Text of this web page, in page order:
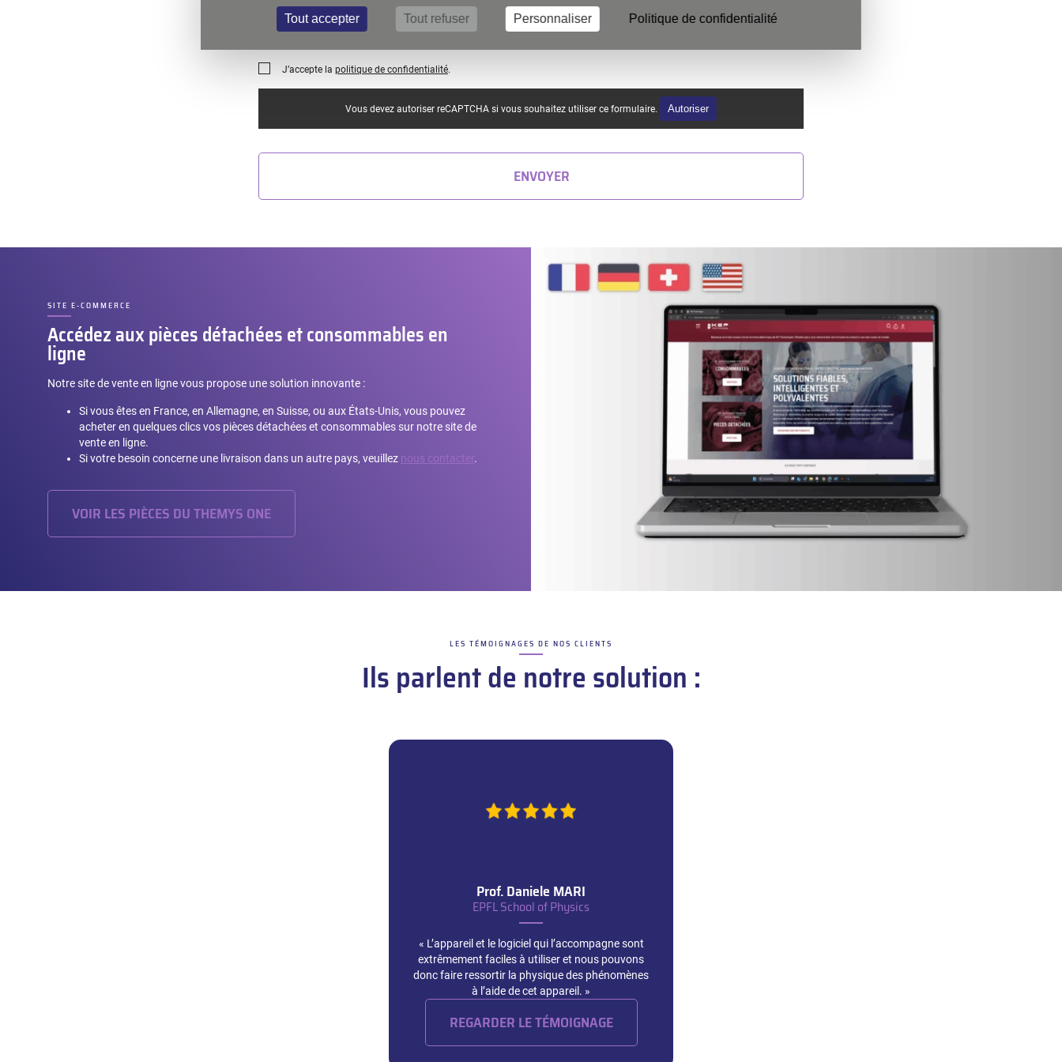
/
Province
J’accepte la politique de confidentialité.
Vous devez autoriser reCAPTCHA si vous souhaitez utiliser ce formulaire. Autoriser
ENVOYER
SITE E-COMMERCE
–
Accédez aux pièces détachées et consommables en
ligne
Notre site de vente en ligne vous propose une solution innovante :
Si vous êtes en France, en Allemagne, en Suisse, ou aux États-Unis, vous pouvez
acheter en quelques clics vos pièces détachées et consommables sur notre site de
vente en ligne.
Si votre besoin concerne une livraison dans un autre pays, veuillez nous contacter.
VOIR LES PIÈCES DU THEMYS ONE
LES TÉMOIGNAGES DE NOS CLIENTS
–
Ils parlent de notre solution :
Prof. Daniele MARI
EPFL School of Physics
« L’appareil et le logiciel qui l’accompagne sont
extrêmement faciles à utiliser et nous pouvons
donc faire ressortir la physique des phénomènes
à l’aide de cet appareil. »
REGARDER LE TÉMOIGNAGE
Tout accepter Tout refuser Personnaliser Politique de confidentialité